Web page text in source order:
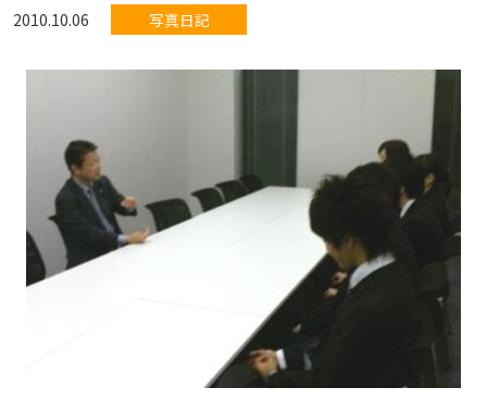
2010.10.06 写真日記